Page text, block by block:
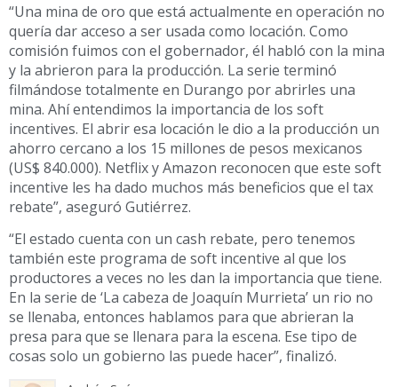
“Una mina de oro que está actualmente en operación no
quería dar acceso a ser usada como locación. Como
comisión fuimos con el gobernador, él habló con la mina
y la abrieron para la producción. La serie terminó
filmándose totalmente en Durango por abrirles una
mina. Ahí entendimos la importancia de los soft
incentives. El abrir esa locación le dio a la producción un
ahorro cercano a los 15 millones de pesos mexicanos
(US$ 840.000). Netflix y Amazon reconocen que este soft
incentive les ha dado muchos más beneficios que el tax
rebate”, aseguró Gutiérrez.
“El estado cuenta con un cash rebate, pero tenemos
también este programa de soft incentive al que los
productores a veces no les dan la importancia que tiene.
En la serie de ‘La cabeza de Joaquín Murrieta’ un rio no
se llenaba, entonces hablamos para que abrieran la
presa para que se llenara para la escena. Ese tipo de
cosas solo un gobierno las puede hacer”, finalizó.